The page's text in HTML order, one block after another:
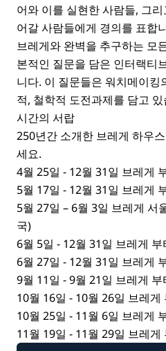
어와 이를 실현한 사람들, 그
어갈 사람들에게 경의를 표합
브레게와 완벽을 추구하는 모
본적인 질문을 담은 인터랙티
니다. 이 질문들은 워치메이킹
적, 철학적 도전과제를 담고
시간의 서랍
250년간 소개한 브레게 하우
세요.
4월 25일 - 12월 31일 브레게
5월 17일 - 12월 31일 브레게
5월 27일 – 6월 3일 브레게 서
국)
6월 5일 - 12월 31일 브레게
6월 27일 - 12월 31일 브레게
9월 11일 - 9월 21일 브레게
10월 16일 - 10월 26일 브레
10월 25일 - 11월 6일 브레게
11월 19일 - 11월 29일 브레